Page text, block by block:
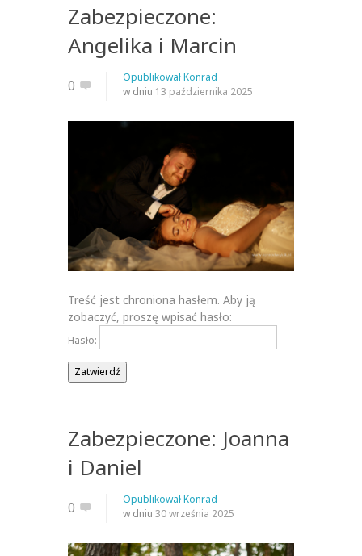
Zabezpieczone:
Angelika i Marcin
0 OpublikowałKonrad
w dniu 13 października 2025
Treść jest chroniona hasłem. Aby ją
zobaczyć, proszę wpisać hasło:
Hasło:
Zabezpieczone: Joanna
i Daniel
0 OpublikowałKonrad
w dniu 30 września 2025